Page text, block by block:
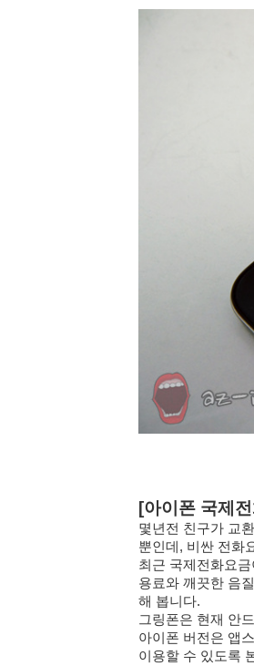
[아이폰 국제
몇년전 친구가 교
뿐인데, 비싼 전화
최근 국제전화요
용료와 깨끗한 음
해 봅니다.
그링폰은 현재 안
아이폰 버전은 앱
이용할 수 있도록